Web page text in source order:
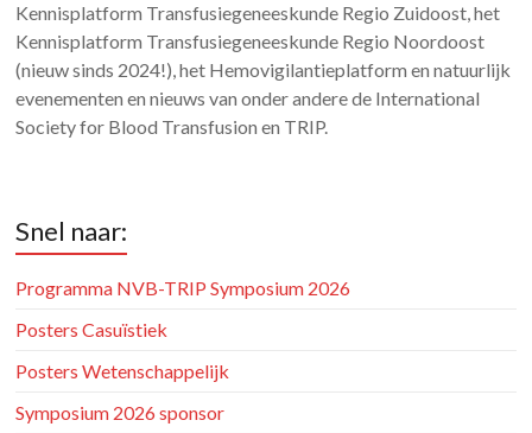
Kennisplatform Transfusiegeneeskunde Regio Zuidoost, het
Kennisplatform Transfusiegeneeskunde Regio Noordoost
(nieuw sinds 2024!), het Hemovigilantieplatform en natuurlijk
evenementen en nieuws van onder andere de International
Society for Blood Transfusion en TRIP.
Snel naar:
Programma NVB-TRIP Symposium 2026
Posters Casuïstiek
Posters Wetenschappelijk
Symposium 2026 sponsor